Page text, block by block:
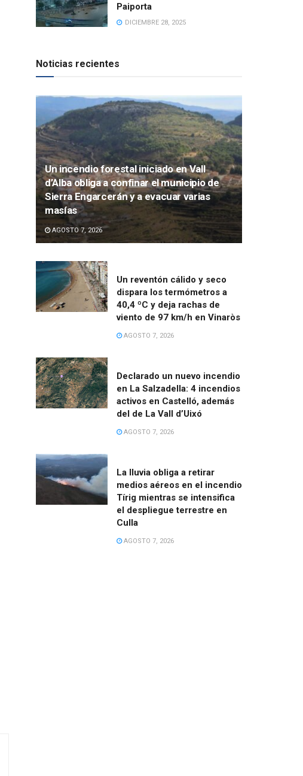
Paiporta
DICIEMBRE 28, 2025
Noticias recientes
Un incendio forestal iniciado en Vall
d’Alba obliga a confinar el municipio de
Sierra Engarcerán y a evacuar varias
masías
AGOSTO 7, 2026
Un reventón cálido y seco
dispara los termómetros a
40,4 ºC y deja rachas de
viento de 97 km/h en Vinaròs
AGOSTO 7, 2026
Declarado un nuevo incendio
en La Salzadella: 4 incendios
activos en Castelló, además
del de La Vall d’Uixó
AGOSTO 7, 2026
La lluvia obliga a retirar
medios aéreos en el incendio
Tírig mientras se intensifica
el despliegue terrestre en
Culla
AGOSTO 7, 2026